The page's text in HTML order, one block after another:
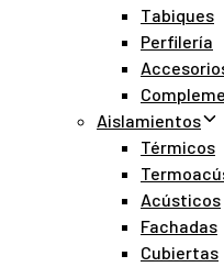
Tabiques
Perfilería
Aislamientos
Térmicos
Acústicos
Fachadas
Cubiertas